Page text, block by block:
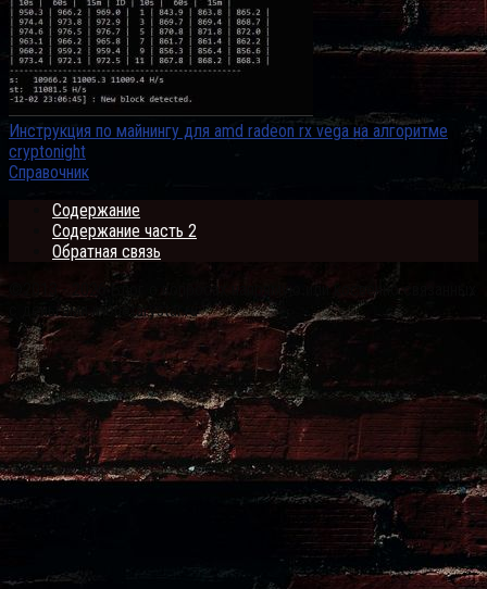
Инструкция по майнингу для amd radeon rx vega на алгоритме
cryptonight
Справочник
Содержание
Содержание часть 2
Обратная связь
©2013 - 2026 Блог о вопросах напрямую или косвенно связанных
с деньгами monetarystar.ru